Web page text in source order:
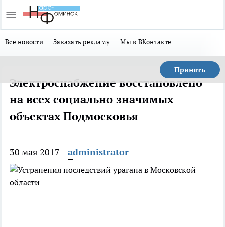
Все новости Заказать рекламу Мы в ВКонтакте
Принять
Электроснабжение восстановлено
на всех социально значимых
объектах Подмосковья
30 мая 2017 administrator